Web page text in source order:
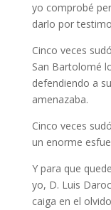
yo comprobé
darlo por
Cinco veces
San Bartolomé
defendiendo a
amenazaba.
Cinco veces
un enorme
Y para que
yo, D. Luis
caiga en el